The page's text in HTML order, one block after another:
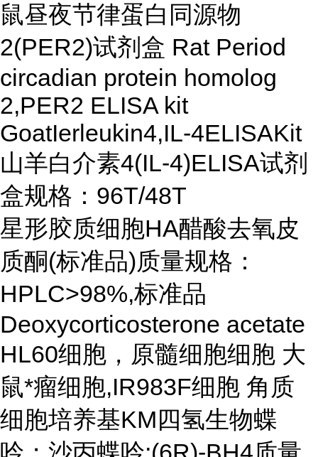
鼠昼夜节律蛋白同源物
2(PER2)试剂盒 Rat Period
circadian protein homolog
2,PER2 ELISA kit
GoatIerleukin4,IL-4ELISAKit
山羊白介素4(IL-4)ELISA试剂
盒规格：96T/48T
星形胶质细胞HA醋酸去氧皮
质酮(标准品)质量规格：
HPLC>98%,标准品
Deoxycorticosterone acetate
HL60细胞，原髓细胞细胞 大
鼠*瘤细胞,IR983F细胞 角质
细胞培养基KM四氢生物蝶